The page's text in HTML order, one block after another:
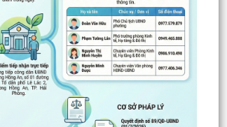
báo kết quả Kỳ họp thứ 3 (Kỳ họp thường
năm 2026) HĐND thành phố khóa XVII,
kỳ...
HỒNG AN RA QUÂN TỔNG VỆ SINH
TRƯỜNG, CHUNG TAY XÂY DỰNG ĐÔ THỊ
- XANH - SẠCH - ĐẸP